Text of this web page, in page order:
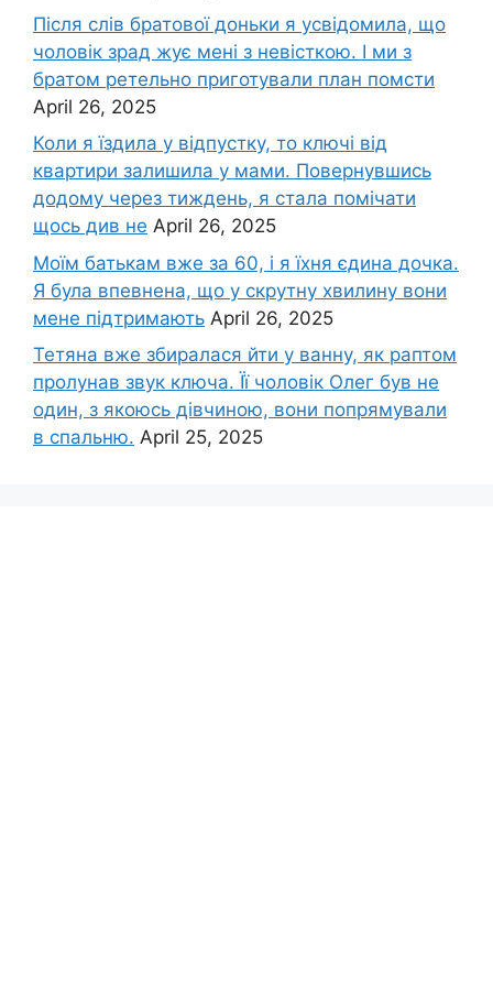
Після слів братової доньки я усвідомила, що
чоловік зpад жує мені з невісткою. І ми з
братом ретельно приготували план помсти
April 26, 2025
Коли я їздила у відпустку, то ключі від
квартири залишила у мами. Повернувшись
додому через тиждень, я стала помічати
щось див не April 26, 2025
Моїм батькам вже за 60, і я їхня єдина дочка.
Я була впевнена, що у скрутну хвилину вони
мене підтримають April 26, 2025
Тетяна вже збиралася йти у ванну, як раптом
пролунав звук ключа. Її чоловік Олег був не
один, з якоюсь дівчиною, вони попрямували
в спальню. April 25, 2025